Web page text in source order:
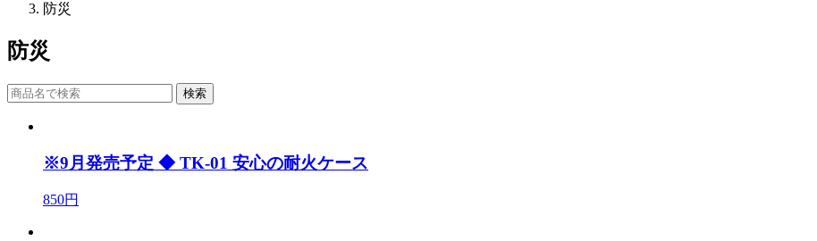
防災
防災
検索
※9月発売予定 ◆ TK-01 安心の耐火ケース
850円